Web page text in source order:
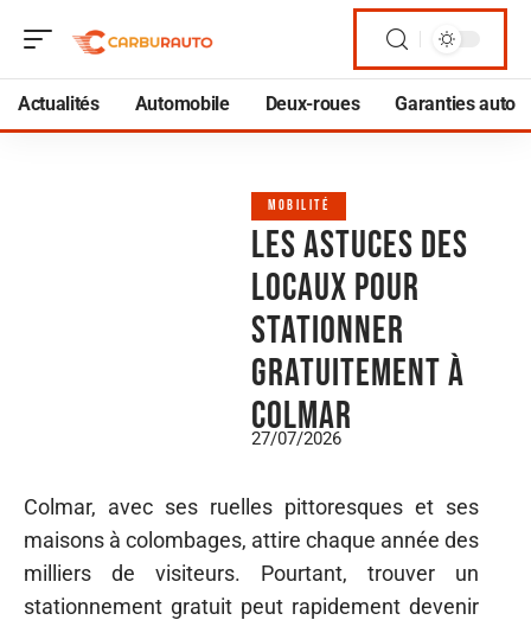
Actualités Automobile Deux-roues Garanties auto
MOBILITÉ
Les astuces des
locaux pour
stationner
gratuitement à
Colmar
27/07/2026
Colmar, avec ses ruelles pittoresques et ses
maisons à colombages, attire chaque année des
milliers de visiteurs. Pourtant, trouver un
stationnement gratuit peut rapidement devenir